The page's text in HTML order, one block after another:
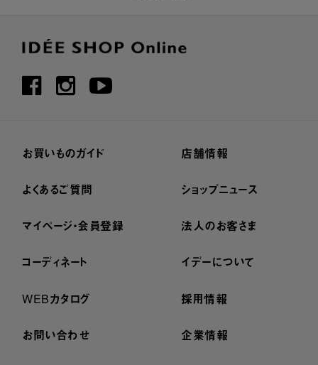
お買いものガイド
よくあるご質問
マイページ・会員登録
コーディネート
WEBカタログ
お問い合わせ
店舗情報
ショップニュース
法人のお客さま
イデーについて
採用情報
企業情報